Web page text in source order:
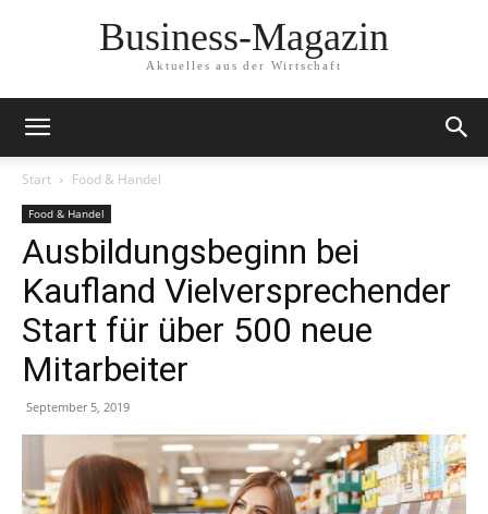
Business-Magazin
Aktuelles aus der Wirtschaft
Start Food & Handel
Food & Handel
Ausbildungsbeginn bei
Kaufland Vielversprechender
Start für über 500 neue
Mitarbeiter
September 5, 2019